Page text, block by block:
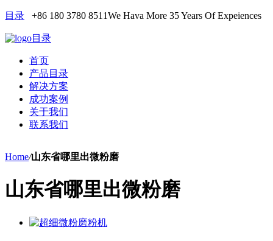
目录 +86 180 3780 8511We Hava More 35 Years Of Expeiences
目录
首页
产品目录
解决方案
成功案例
关于我们
联系我们
Home/山东省哪里出微粉磨
山东省哪里出微粉磨